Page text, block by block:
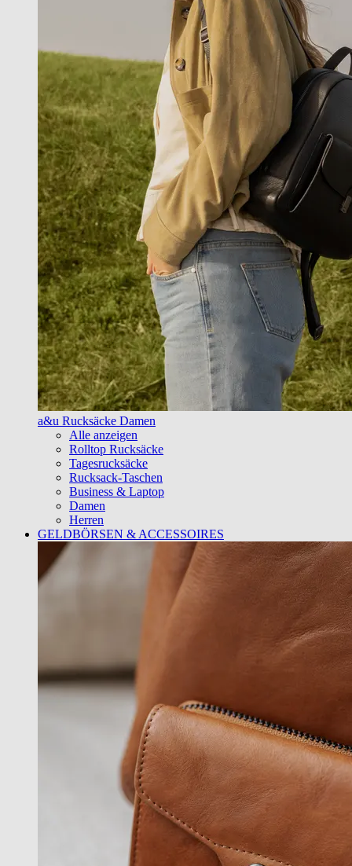
a&u Rucksäcke Damen
Alle anzeigen
Rolltop Rucksäcke
Tagesrucksäcke
Rucksack-Taschen
Business & Laptop
Damen
Herren
GELDBÖRSEN & ACCESSOIRES